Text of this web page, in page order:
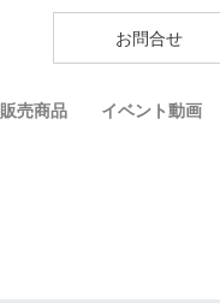
お問合せ
販売商品 イベント動画